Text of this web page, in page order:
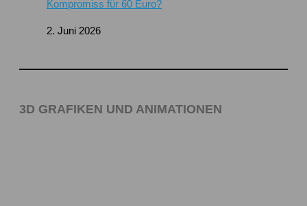
Kompromiss für 60 Euro?
2. Juni 2026
3D GRAFIKEN UND ANIMATIONEN